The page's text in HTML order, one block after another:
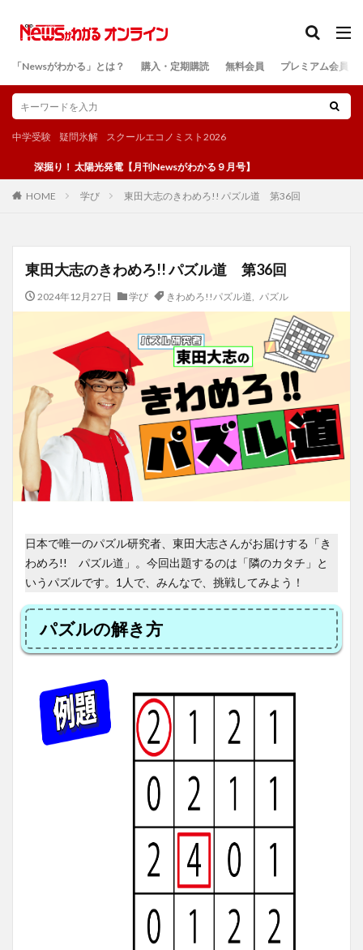
「Newsがわかる」とは？ 購入・定期購読 無料会員 プレミアム会員
中学受験 疑問氷解 スクールエコノミスト2026
り！ 太陽光発電【月刊Newsがわかる９月号】
HOME 学び 東田大志のきわめろ!! パズル道 第36回
東田大志のきわめろ!! パズル道 第36回
2024年12月27日 学び きわめろ!!パズル道 パズル
日本で唯一のパズル研究者、東田大志さんがお届けする「き
わめろ!! パズル道」。今回出題するのは「隣のカタチ」と
いうパズルです。1人で、みんなで、挑戦してみよう！
パズルの解き方
検索